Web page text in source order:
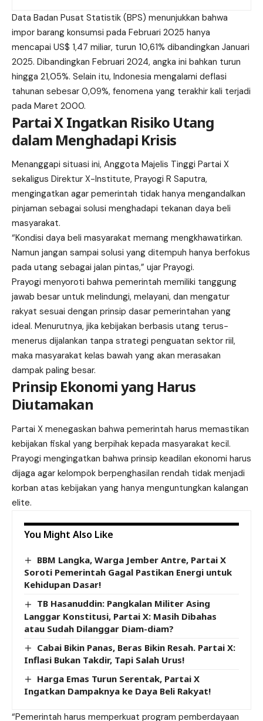
Data Badan Pusat Statistik (BPS) menunjukkan bahwa
impor barang konsumsi pada Februari 2025 hanya
mencapai US$ 1,47 miliar, turun 10,61% dibandingkan Januari
2025. Dibandingkan Februari 2024, angka ini bahkan turun
hingga 21,05%. Selain itu, Indonesia mengalami deflasi
tahunan sebesar 0,09%, fenomena yang terakhir kali terjadi
pada Maret 2000.
Partai X Ingatkan Risiko Utang
dalam Menghadapi Krisis
Menanggapi situasi ini, Anggota Majelis Tinggi Partai X
sekaligus Direktur X-Institute, Prayogi R Saputra,
mengingatkan agar pemerintah tidak hanya mengandalkan
pinjaman sebagai solusi menghadapi tekanan daya beli
masyarakat.
“Kondisi daya beli masyarakat memang mengkhawatirkan.
Namun jangan sampai solusi yang ditempuh hanya berfokus
pada utang sebagai jalan pintas,” ujar Prayogi.
Prayogi menyoroti bahwa pemerintah memiliki tanggung
jawab besar untuk melindungi, melayani, dan mengatur
rakyat sesuai dengan prinsip dasar pemerintahan yang
ideal. Menurutnya, jika kebijakan berbasis utang terus-
menerus dijalankan tanpa strategi penguatan sektor riil,
maka masyarakat kelas bawah yang akan merasakan
dampak paling besar.
Prinsip Ekonomi yang Harus
Diutamakan
Partai X menegaskan bahwa pemerintah harus memastikan
kebijakan fiskal yang berpihak kepada masyarakat kecil.
Prayogi mengingatkan bahwa prinsip keadilan ekonomi harus
dijaga agar kelompok berpenghasilan rendah tidak menjadi
korban atas kebijakan yang hanya menguntungkan kalangan
elite.
You Might Also Like
BBM Langka, Warga Jember Antre, Partai X
Soroti Pemerintah Gagal Pastikan Energi untuk
Kehidupan Dasar!
TB Hasanuddin: Pangkalan Militer Asing
Langgar Konstitusi, Partai X: Masih Dibahas
atau Sudah Dilanggar Diam-diam?
Cabai Bikin Panas, Beras Bikin Resah. Partai X:
Inflasi Bukan Takdir, Tapi Salah Urus!
Harga Emas Turun Serentak, Partai X
Ingatkan Dampaknya ke Daya Beli Rakyat!
“Pemerintah harus memperkuat program pemberdayaan